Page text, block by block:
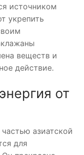
источником
укрепить
веществ и
действие.
от
азиатской
для